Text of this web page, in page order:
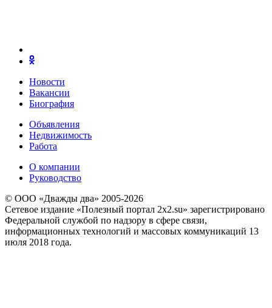
Новости
Вакансии
Биография
Объявления
Недвижимость
Работа
О компании
Руководство
© ООО «Дважды два» 2005-2026
Сетевое издание «Полезный портал 2x2.su» зарегистрировано
Федеральной службой по надзору в сфере связи,
информационных технологий и массовых коммуникаций 13
июля 2018 года.